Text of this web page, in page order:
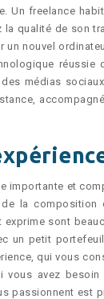
Un freelance
qualité de son
nouvel
réussie
médias
importante et
la
exprime sont
un petit
qui vous
avez
passionnent est